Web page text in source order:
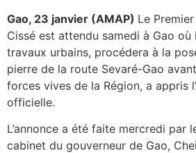
Gao, 23 janvier (AMAP) Le
Cissé est attendu samedi à Gao où
travaux urbains, procédera à la
pierre de la route Sevaré-Gao
forces vives de la Région, a appris
officielle.
L’annonce a été faite mercredi par
cabinet du gouverneur de Gao,